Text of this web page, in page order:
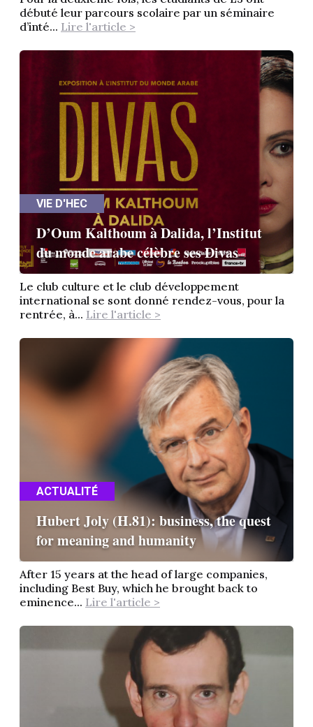
débuté leur parcours scolaire par un séminaire
d’inté... Lire l'article >
VIE D'HEC
D’Oum Kalthoum à Dalida, l’Institut
du monde arabe célèbre ses Divas
Le club culture et le club développement
international se sont donné rendez-vous, pour la
rentrée, à... Lire l'article >
ACTUALITÉ
Hubert Joly (H.81): business, the quest
for meaning and humanity
After 15 years at the head of large companies,
including Best Buy, which he brought back to
eminence... Lire l'article >